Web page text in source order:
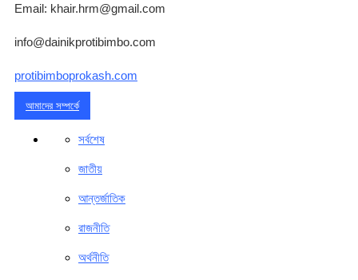
Email: khair.hrm@gmail.com
info@dainikprotibimbo.com
protibimboprokash.com
আমাদের সম্পর্কে
সর্বশেষ
জাতীয়
আন্তর্জাতিক
রাজনীতি
অর্থনীতি